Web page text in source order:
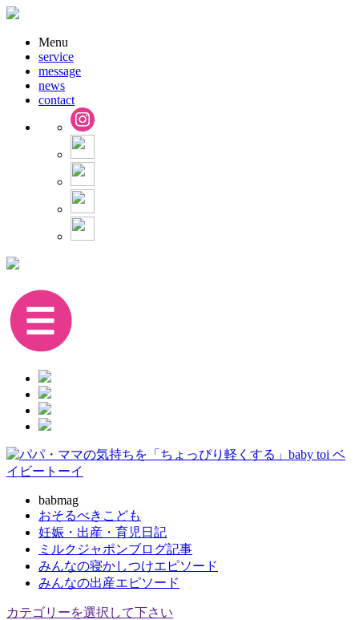
Menu
service
message
news
contact
babmag
おそるべきこども
妊娠・出産・育児日記
ミルクジャポンブログ記事
みんなの寝かしつけエピソード
みんなの出産エピソード
カテゴリーを選択して下さい